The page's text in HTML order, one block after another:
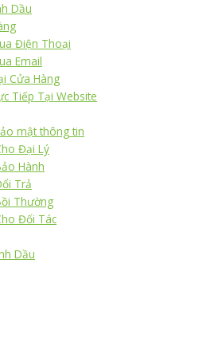
Dầu
Điện Thoại
Email
Cửa Hàng
Tiếp Tại Website
mật thông tin
Đại Lý
Hành
Trả
Thường
Đối Tác
Dầu